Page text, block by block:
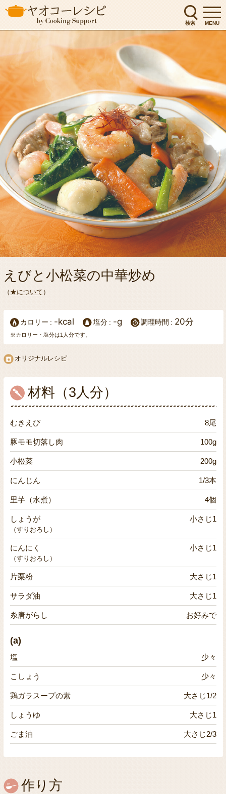
検索 MENU
えびと小松菜の中華炒め
（ ★について ）
カロリー -kcal 塩分 -g 調理時間 20分
※カロリー・塩分は1人分です。
オリジナルレシピ
材料（3人分）
むきえび 8尾
豚モモ切落し肉 100g
小松菜 200g
にんじん 1/3本
里芋（水煮） 4個
しょうが 小さじ1
（すりおろし）
にんにく 小さじ1
（すりおろし）
片栗粉 大さじ1
サラダ油 大さじ1
糸唐がらし お好みで
(a)
塩 少々
こしょう 少々
鶏ガラスープの素 大さじ1/2
しょうゆ 大さじ1
ごま油 大さじ2/3
作り方